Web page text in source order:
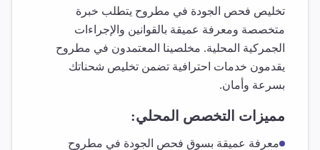
تخليص فحص الجودة في مطروح يتطلب خبرة
متخصصة ومعرفة عميقة بالقوانين والإجراءات
الجمركية المحلية. مخلصينا المعتمدون في مطروح
يقدمون خدمات احترافية تضمن تخليص شحناتك
بسرعة وأمان.
مميزات التخصص المحلي:
معرفة عميقة بسوق فحص الجودة في مطروح